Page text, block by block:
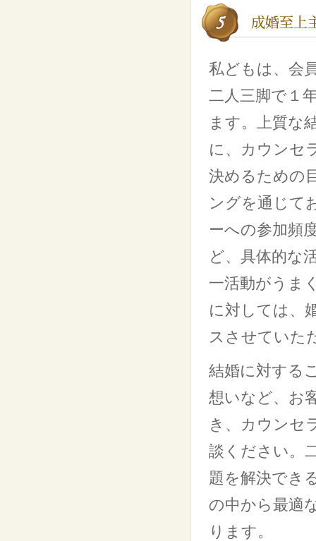
私どもは、会
二人三脚で１
ます。上質な
に、カウンセ
決めるための
ングを通じて
ーへの参加頻
ど、具体的な
一活動がうま
に対しては、
スさせていた
結婚に対する
想いなど、お
き、カウンセ
談ください。
題を解決でき
の中から最適
ります。